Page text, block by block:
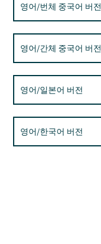
영어/번체 중국어 버전
영어/간체 중국어 버전
영어/일본어 버전
영어/한국어 버전